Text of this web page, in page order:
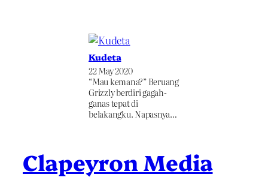
Kudeta
22 May 2020
“Mau kemana?” Beruang
Grizzly berdiri gagah-
ganas tepat di
belakangku. Napasnya…
Clapeyron Media